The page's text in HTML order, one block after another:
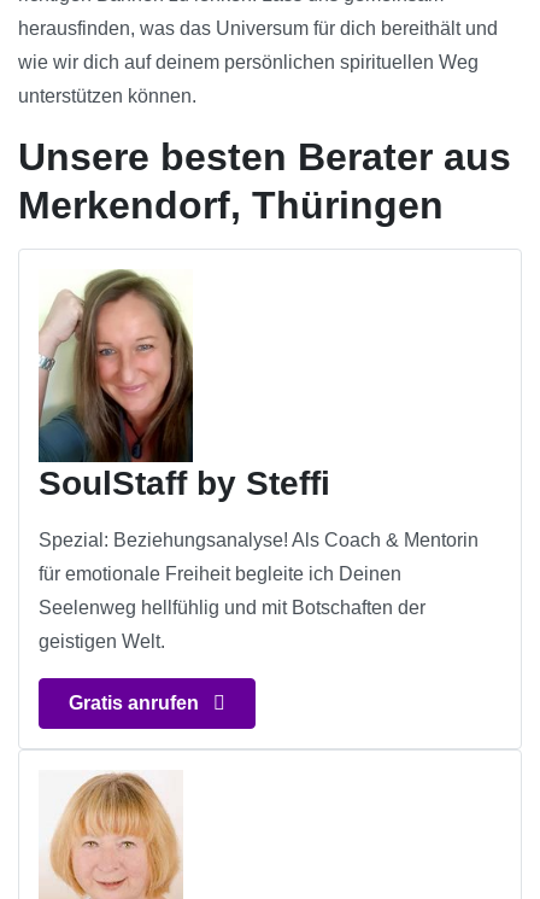
herausfinden, was das Universum für dich bereithält und
wie wir dich auf deinem persönlichen spirituellen Weg
unterstützen können.
Unsere besten Berater aus
Merkendorf, Thüringen
SoulStaff by Steffi
Spezial: Beziehungsanalyse! Als Coach & Mentorin
für emotionale Freiheit begleite ich Deinen
Seelenweg hellfühlig und mit Botschaften der
geistigen Welt.
Gratis anrufen